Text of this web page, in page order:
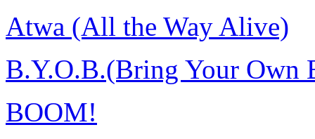
Atwa (All the Way Alive)
B.Y.O.B.(Bring Your Own
BOOM!